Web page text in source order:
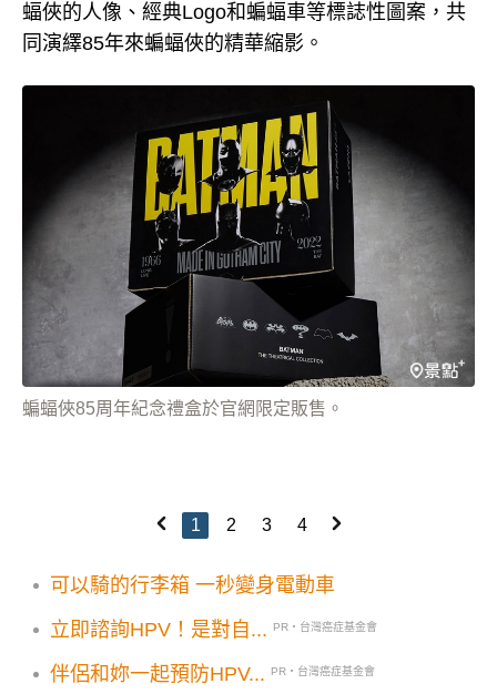
蝠俠的人像、經典Logo和蝙蝠車等標誌性圖案，共
同演繹85年來蝙蝠俠的精華縮影。
蝙蝠俠85周年紀念禮盒於官網限定販售。
1 2 3 4
可以騎的行李箱 一秒變身電動車
立即諮詢HPV！是對自...
PR・台灣癌症基金會
伴侶和妳一起預防HPV... PR・台灣癌症基金會